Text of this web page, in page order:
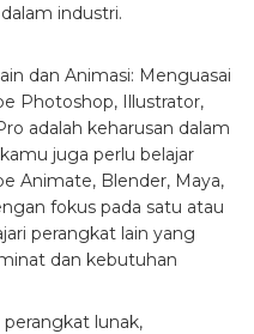
industri.
dan Animasi: Menguasai
Photoshop, Illustrator,
adalah keharusan dalam
juga perlu belajar
Animate, Blender, Maya,
fokus pada satu atau
perangkat lain yang
dan kebutuhan
perangkat lunak,